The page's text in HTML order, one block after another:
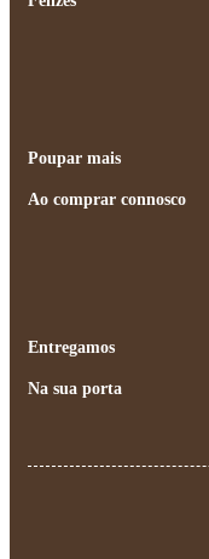
Poupar mais
Ao comprar connosco
Entregamos
Na sua porta